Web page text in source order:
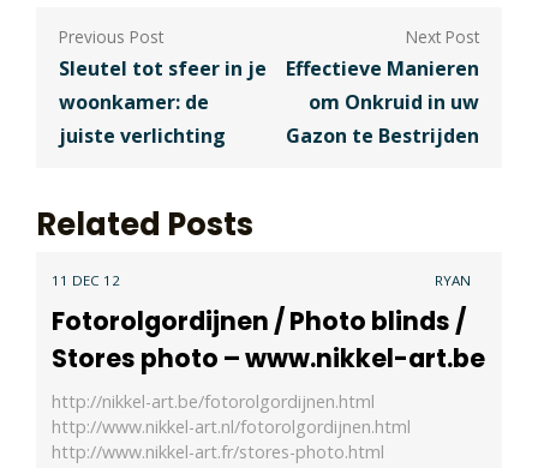
Berichtnavigatie
Sleutel tot sfeer in je
woonkamer: de
juiste verlichting
Effectieve Manieren
om Onkruid in uw
Gazon te Bestrijden
Related Posts
11 DEC 12 RYAN
Fotorolgordijnen / Photo blinds /
Stores photo – www.nikkel-art.be
http://nikkel-art.be/fotorolgordijnen.html
http://www.nikkel-art.nl/fotorolgordijnen.html
http://www.nikkel-art.fr/stores-photo.html